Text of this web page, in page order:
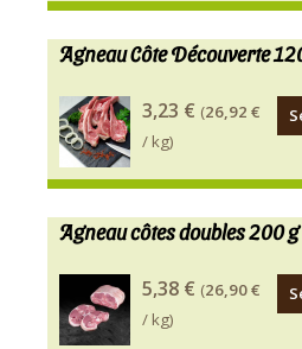
Agneau Côte Découverte
3,23 € (26,92 €
/ kg)
Agneau côtes doubles 200 g
5,38 € (26,90 €
/ kg)